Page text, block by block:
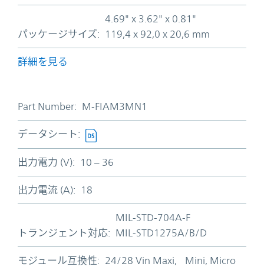
パッケージサイズ:
4.69" x 3.62" x 0.81"
119,4 x 92,0 x 20,6 mm
詳細を見る
Part Number: M-FIAM3MN1
データシート:
出力電力 (V): 10 – 36
出力電流 (A): 18
トランジェント対応:
MIL-STD-704A-F
MIL-STD1275A/B/D
モジュール互換性: 24/28 Vin Maxi, Mini, Micro